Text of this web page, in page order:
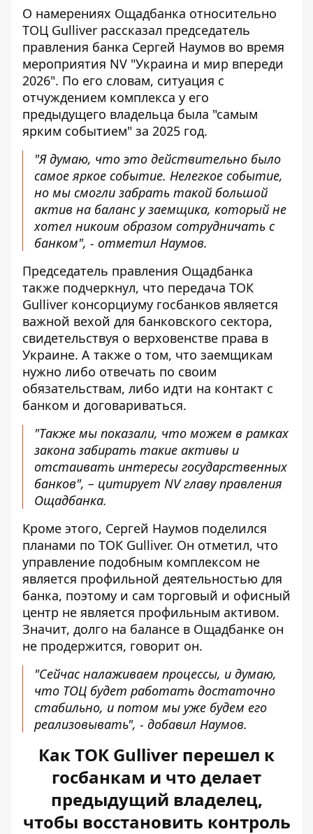
О намерениях Ощадбанка относительно
ТОЦ Gulliver рассказал председатель
правления банка Сергей Наумов во время
мероприятия NV "Украина и мир впереди
2026". По его словам, ситуация с
отчуждением комплекса у его
предыдущего владельца была "самым
ярким событием" за 2025 год.
"Я думаю, что это действительно было
самое яркое событие. Нелегкое событие,
но мы смогли забрать такой большой
актив на баланс у заемщика, который не
хотел никоим образом сотрудничать с
банком", - отметил Наумов.
Председатель правления Ощадбанка
также подчеркнул, что передача ТОК
Gulliver консорциуму госбанков является
важной вехой для банковского сектора,
свидетельствуя о верховенстве права в
Украине. А также о том, что заемщикам
нужно либо отвечать по своим
обязательствам, либо идти на контакт с
банком и договариваться.
"Также мы показали, что можем в рамках
закона забирать такие активы и
отстаивать интересы государственных
банков", – цитирует NV главу правления
Ощадбанка.
Кроме этого, Сергей Наумов поделился
планами по ТОК Gulliver. Он отметил, что
управление подобным комплексом не
является профильной деятельностью для
банка, поэтому и сам торговый и офисный
центр не является профильным активом.
Значит, долго на балансе в Ощадбанке он
не продержится, говорит он.
"Сейчас налаживаем процессы, и думаю,
что ТОЦ будет работать достаточно
стабильно, и потом мы уже будем его
реализовывать", - добавил Наумов.
Как ТОК Gulliver перешел к
госбанкам и что делает
предыдущий владелец,
чтобы восстановить контроль